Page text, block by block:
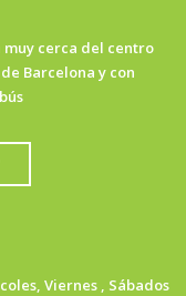
muy cerca del centro
Barcelona y con
Viernes , Sábados